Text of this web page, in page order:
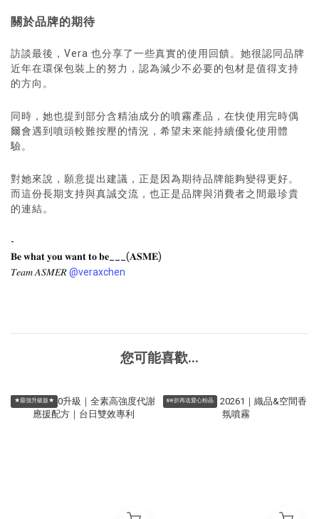
關於品牌的期待
訪談最後，Vera 也分享了一些真實的使用回饋。她很認同品牌
近年在環保包裝上的努力，認為減少不必要的包材是值得支持
的方向。
同時，她也提到部分含精油成分的噴霧產品，在快使用完時偶
爾會遇到噴頭較難按壓的情況，希望未來能持續優化使用體
驗。
對她來說，願意提出建議，正是因為期待品牌能夠變得更好。
而這份長期支持與真誠交流，也正是品牌與消費者之間最珍貴
的連結。
-
𝐁𝐞 𝐰𝐡𝐚𝐭 𝐲𝐨𝐮 𝐰𝐚𝐧𝐭 𝐭𝐨 𝐛𝐞___(𝐀𝐒𝐌𝐄)
𝑇𝑒𝑎𝑚 𝐴𝑆𝑀𝐸𝑅@veraxchen
您可能喜歡...
★最強升級版★ 88折再送愛心粉晶